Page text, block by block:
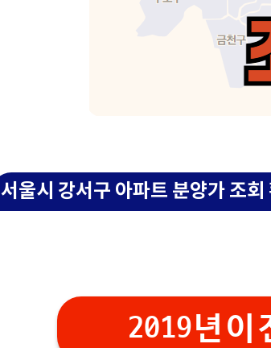
서울시 강서구 아파트 분양가 조회
2019년